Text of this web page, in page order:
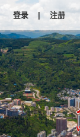
登录 | 注册